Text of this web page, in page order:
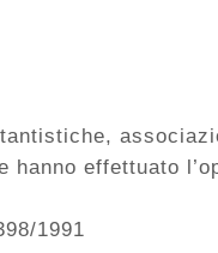
hanno effettuato
1991